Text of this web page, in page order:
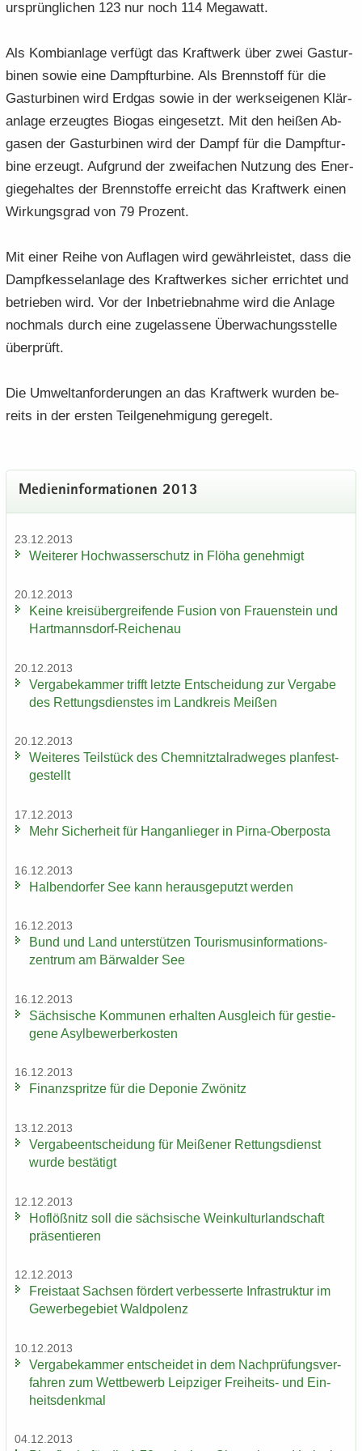
ur­sprüng­li­chen 123 nur noch 114 Me­ga­watt.
Als Kom­bi­an­la­ge ver­fügt das Kraft­werk über zwei Gas­tur­
bi­nen sowie eine Dampf­tur­bi­ne. Als Brenn­stoff für die
Gas­tur­bi­nen wird Erd­gas sowie in der werks­ei­ge­nen Klär­
an­la­ge er­zeug­tes Bio­gas ein­ge­setzt. Mit den hei­ßen Ab­
ga­sen der Gas­tur­bi­nen wird der Dampf für die Dampf­tur­
bi­ne er­zeugt. Auf­grund der zwei­fa­chen Nut­zung des En­er­
gie­ge­hal­tes der Brenn­stof­fe er­reicht das Kraft­werk einen
Wir­kungs­grad von 79 Pro­zent.
Mit einer Reihe von Auf­la­gen wird ge­währ­leis­tet, dass die
Dampf­kes­sel­an­la­ge des Kraft­wer­kes si­cher er­rich­tet und
be­trie­ben wird. Vor der In­be­trieb­nah­me wird die An­la­ge
noch­mals durch eine zu­ge­las­se­ne Über­wa­chungs­stel­le
über­prüft.
Die Um­welt­an­for­de­run­gen an das Kraft­werk wur­den be­
reits in der ers­ten Teil­ge­neh­mi­gung ge­re­gelt.
Me­di­en­in­for­ma­tio­nen 2013
23.12.2013
Wei­te­rer Hoch­was­ser­schutz in Flöha ge­neh­migt
20.12.2013
Keine kreis­über­grei­fen­de Fu­si­on von Frau­en­stein und
Hartmannsdorf-​Reichenau
20.12.2013
Ver­ga­be­kam­mer trifft letz­te Ent­schei­dung zur Ver­ga­be
des Ret­tungs­diens­tes im Land­kreis Mei­ßen
20.12.2013
Wei­te­res Teil­stück des Chem­nitz­tal­rad­we­ges plan­fest­
ge­stellt
17.12.2013
Mehr Si­cher­heit für Hang­an­lie­ger in Pirna-​Oberposta
16.12.2013
Hal­ben­dor­fer See kann her­aus­ge­putzt wer­den
16.12.2013
Bund und Land un­ter­stüt­zen Tou­ris­mus­in­for­ma­ti­ons­
zen­trum am Bär­wal­der See
16.12.2013
Säch­si­sche Kom­mu­nen er­hal­ten Aus­gleich für ge­stie­
ge­ne Asyl­be­wer­ber­kos­ten
16.12.2013
Fi­nanz­sprit­ze für die De­po­nie Zwö­nitz
13.12.2013
Ver­ga­be­ent­schei­dung für Mei­ße­ner Ret­tungs­dienst
wurde be­stä­tigt
12.12.2013
Hof­löß­nitz soll die säch­si­sche Wein­kul­tur­land­schaft
prä­sen­tie­ren
12.12.2013
Frei­staat Sach­sen för­dert ver­bes­ser­te In­fra­struk­tur im
Ge­wer­be­ge­biet Wald­po­lenz
10.12.2013
Ver­ga­be­kam­mer ent­schei­det in dem Nach­prü­fungs­ver­
fah­ren zum Wett­be­werb Leip­zi­ger Freiheits-​ und Ein­
heits­denk­mal
04.12.2013